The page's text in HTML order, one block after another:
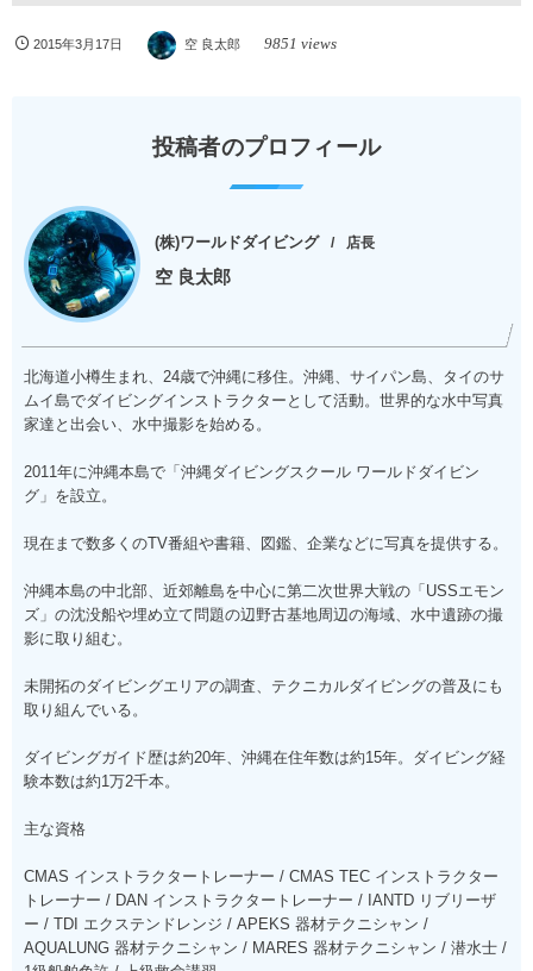
2015年3月17日 空 良太郎 9851 views
投稿者のプロフィール
(株)ワールドダイビング 店長
空 良太郎
北海道小樽生まれ、24歳で沖縄に移住。沖縄、サイパン島、タイのサ
ムイ島でダイビングインストラクターとして活動。世界的な水中写真
家達と出会い、水中撮影を始める。
2011年に沖縄本島で「沖縄ダイビングスクール ワールドダイビン
グ」を設立。
現在まで数多くのTV番組や書籍、図鑑、企業などに写真を提供する。
沖縄本島の中北部、近郊離島を中心に第二次世界大戦の「USSエモン
ズ」の沈没船や埋め立て問題の辺野古基地周辺の海域、水中遺跡の撮
影に取り組む。
未開拓のダイビングエリアの調査、テクニカルダイビングの普及にも
取り組んでいる。
ダイビングガイド歴は約20年、沖縄在住年数は約15年。ダイビング経
験本数は約1万2千本。
主な資格
CMAS インストラクタートレーナー / CMAS TEC インストラクター
トレーナー / DAN インストラクタートレーナー / IANTD リブリーザ
ー / TDI エクステンドレンジ / APEKS 器材テクニシャン /
AQUALUNG 器材テクニシャン / MARES 器材テクニシャン / 潜水士 /